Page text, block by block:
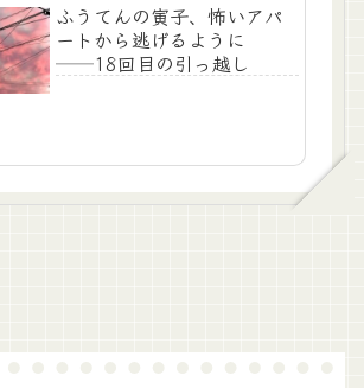
ふうてんの寅子、怖いアパ
ートから逃げるように
──18回目の引っ越し